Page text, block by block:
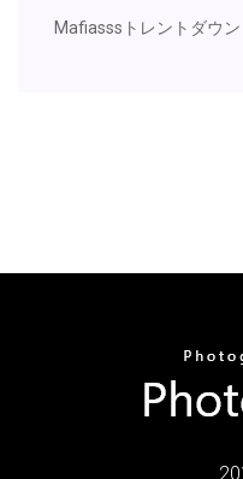
Mafiasssトレントダウン